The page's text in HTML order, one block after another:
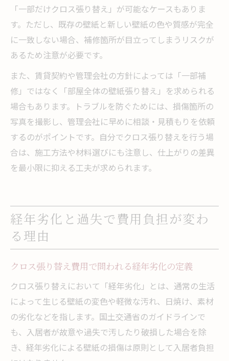
「一部だけクロス張り替え」が可能なケースもありま
す。ただし、既存の壁紙と新しい壁紙の色や質感が完全
に一致しない場合、補修箇所が目立ってしまうリスクが
あるため注意が必要です。
また、賃貸契約や管理会社の方針によっては「一部補
修」ではなく「部屋全体の壁紙張り替え」を求められる
場合もあります。トラブルを防ぐためには、損傷箇所の
写真を撮影し、管理会社に早めに相談・見積もりを依頼
するのがポイントです。自分でクロス張り替えを行う場
合は、施工方法や材料選びにも注意し、仕上がりの差異
を最小限に抑える工夫が求められます。
経年劣化と過失で費用負担が変わ
る理由
クロス張り替え費用で問われる経年劣化の定義
クロス張り替えにおいて「経年劣化」とは、通常の生活
によって生じる壁紙の変色や軽微な汚れ、日焼け、素材
の劣化などを指します。国土交通省のガイドラインで
も、入居者が故意や過失で汚したり破損した場合を除
き、経年劣化による壁紙の損傷は原則として入居者負担